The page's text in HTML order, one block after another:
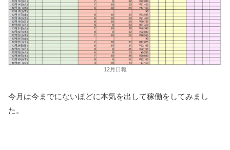
12月日報
今月は今までにないほどに本気を出して稼働をしてみまし
た。